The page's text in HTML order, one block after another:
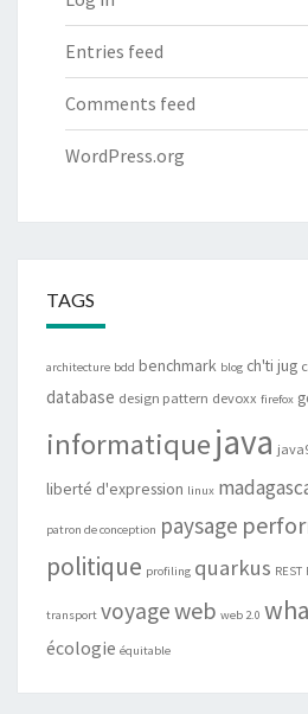
Entries feed
Comments feed
WordPress.org
TAGS
architecture bdd benchmark blog ch'ti jug
database design pattern devoxx firefox
informatiquejava
liberté d'expression linux
patron de conception paysage
politique profiling quarkus REST
transport voyageweb web 2.0
écologie équitable